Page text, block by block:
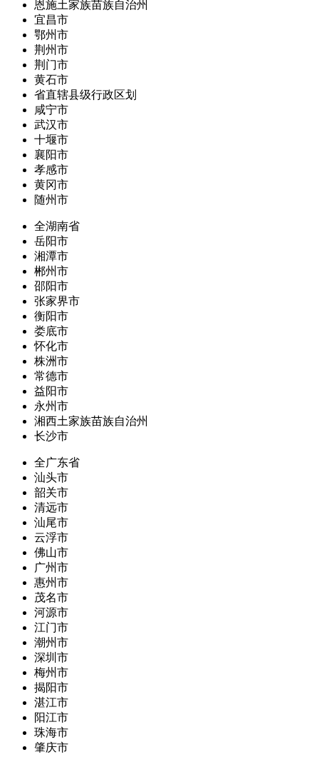
恩施土家族苗族自治州
宜昌市
鄂州市
荆州市
荆门市
黄石市
省直辖县级行政区划
咸宁市
武汉市
十堰市
襄阳市
孝感市
黄冈市
随州市
全湖南省
岳阳市
湘潭市
郴州市
邵阳市
张家界市
衡阳市
娄底市
怀化市
株洲市
常德市
益阳市
永州市
湘西土家族苗族自治州
长沙市
全广东省
汕头市
韶关市
清远市
汕尾市
云浮市
佛山市
广州市
惠州市
茂名市
河源市
江门市
潮州市
深圳市
梅州市
揭阳市
湛江市
阳江市
珠海市
肇庆市